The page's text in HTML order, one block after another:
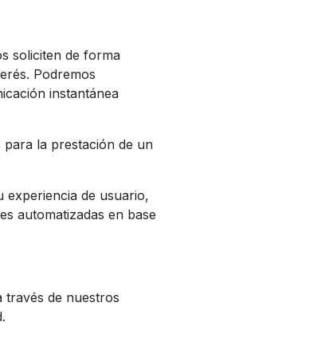
soliciten de forma
Podremos
instantánea
para la prestación de un
de usuario,
automatizadas en base
través de nuestros